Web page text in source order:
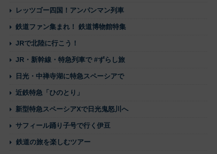
レッツゴー四国！アンパンマン列車
鉄道ファン集まれ！ 鉄道博物館特集
JRで北陸に行こう！
JR・新幹線・特急列車で #ずらし旅
日光・中禅寺湖に特急スペーシアで
近鉄特急「ひのとり」
新型特急スペーシアXで日光鬼怒川へ
サフィール踊り子号で行く伊豆
鉄道の旅を楽しむツアー